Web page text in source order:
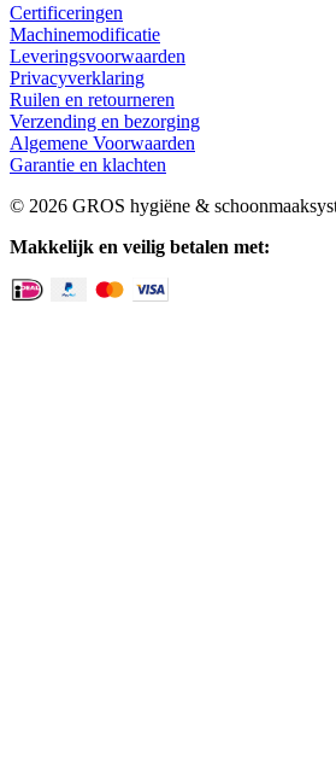
Certificeringen
Machinemodificatie
Leveringsvoorwaarden
Privacyverklaring
Ruilen en retourneren
Verzending en bezorging
Algemene Voorwaarden
Garantie en klachten
© 2026 GROS hygiëne &
Makkelijk en veilig betalen met: